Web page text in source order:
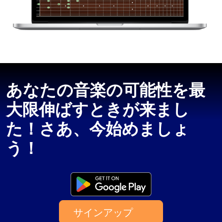
あなたの音楽の可能性を最
大限伸ばすときが来まし
た！さあ、今始めましょ
う！
サインアップ